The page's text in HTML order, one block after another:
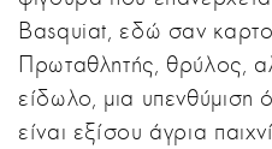
Basquiat, εδώ σαν
Πρωταθλητής, θρύλος,
είδωλο, μια υπενθύμιση
είναι εξίσου άγρια